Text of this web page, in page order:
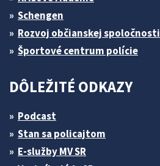
Schengen
Rozvoj občianskej spoločnosti
Športové centrum polície
DÔLEŽITÉ ODKAZY
Podcast
Stan sa policajtom
E-služby MV SR